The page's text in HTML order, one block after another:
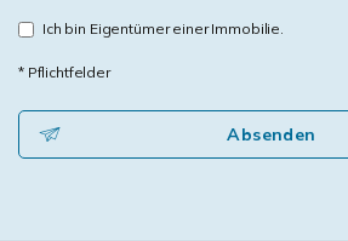
Ich bin Eigentümer einer Immobilie.
* Pflichtfelder
Absenden